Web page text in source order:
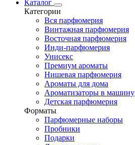
Каталог
Категории
Вся парфюмерия
Винтажная парфюмерия
Восточная парфюмерия
Инди-парфюмерия
Унисекс
Премиум ароматы
Нишевая парфюмерия
Ароматы для дома
Ароматизаторы в машину
Детская парфюмерия
Форматы
Парфюмерные наборы
Пробники
Подарки